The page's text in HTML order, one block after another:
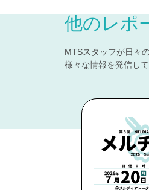
他のレポ
MTSスタッフが日々
様々な情報を発信して